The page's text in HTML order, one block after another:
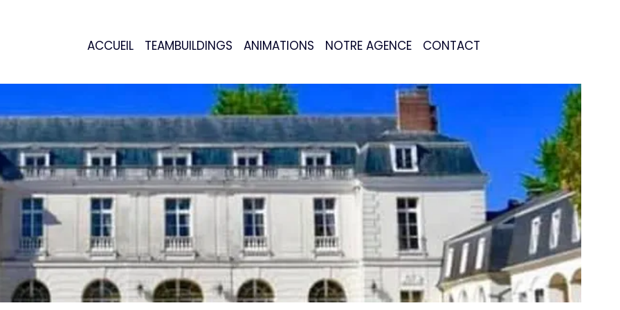
ACCUEIL TEAMBUILDINGS ANIMATIONS NOTRE AGENCE CONTACT